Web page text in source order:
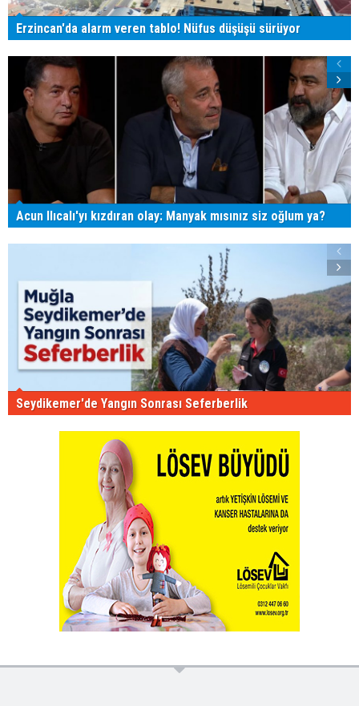
Erzincan'da alarm veren tablo! Nüfus düşüşü sürüyor
Acun Ilıcalı'yı kızdıran olay: Manyak mısınız siz oğlum ya?
Seydikemer'de Yangın Sonrası Seferberlik